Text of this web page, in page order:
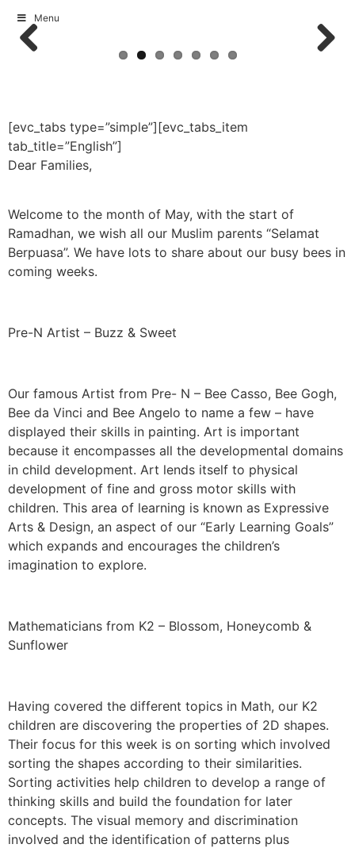
Menu
Skip
[evc_tabs type=”simple”][evc_tabs_item
tab_title=”English”]
Dear Families,
Welcome to the month of May, with the start of
Ramadhan, we wish all our Muslim parents “Selamat
Berpuasa”. We have lots to share about our busy bees in
coming weeks.
Pre-N Artist – Buzz & Sweet
Our famous Artist from Pre- N – Bee Casso, Bee Gogh,
Bee da Vinci and Bee Angelo to name a few – have
displayed their skills in painting. Art is important
because it encompasses all the developmental domains
in child development. Art lends itself to physical
development of fine and gross motor skills with
children. This area of learning is known as Expressive
Arts & Design, an aspect of our “Early Learning Goals”
which expands and encourages the children’s
imagination to explore.
Mathematicians from K2 – Blossom, Honeycomb &
Sunflower
Having covered the different topics in Math, our K2
children are discovering the properties of 2D shapes.
Their focus for this week is on sorting which involved
sorting the shapes according to their similarities.
Sorting activities help children to develop a range of
thinking skills and build the foundation for later
concepts. The visual memory and discrimination
involved and the identification of patterns plus